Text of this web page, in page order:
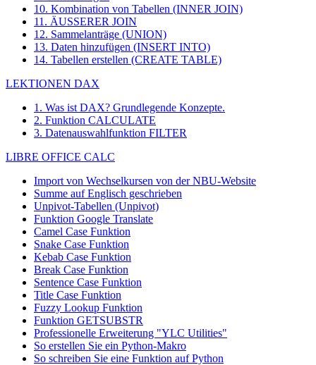
10. Kombination von Tabellen (INNER JOIN)
11. ÄUSSERER JOIN
12. Sammelanträge (UNION)
13. Daten hinzufügen (INSERT INTO)
14. Tabellen erstellen (CREATE TABLE)
LEKTIONEN DAX
1. Was ist DAX? Grundlegende Konzepte.
2. Funktion CALCULATE
3. Datenauswahlfunktion FILTER
LIBRE OFFICE CALC
Import von Wechselkursen von der NBU-Website
Summe auf Englisch geschrieben
Unpivot-Tabellen (Unpivot)
Funktion Google Translate
Camel Case Funktion
Snake Case Funktion
Kebab Case Funktion
Break Case Funktion
Sentence Case Funktion
Title Case Funktion
Fuzzy Lookup Funktion
Funktion GETSUBSTR
Professionelle Erweiterung "YLC Utilities"
So erstellen Sie ein Python-Makro
So schreiben Sie eine Funktion auf Python